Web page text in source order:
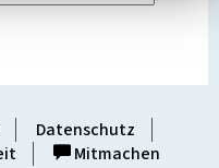
Datenschutz
Mitmachen